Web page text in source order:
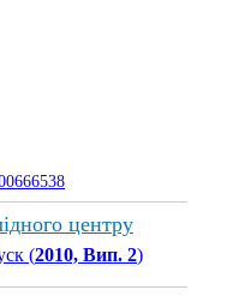
центру
(2010, Вип. 2)